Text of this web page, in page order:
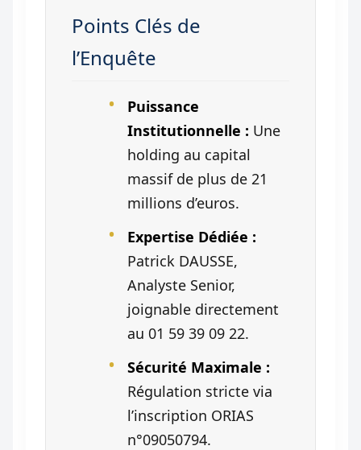
Points Clés de
l’Enquête
Puissance
Institutionnelle : Une
holding au capital
massif de plus de 21
millions d’euros.
Expertise Dédiée :
Patrick DAUSSE,
Analyste Senior,
joignable directement
au 01 59 39 09 22.
Sécurité Maximale :
Régulation stricte via
l’inscription ORIAS
n°09050794.